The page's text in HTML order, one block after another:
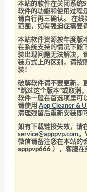
本站的软件在关闭系统
软件的功能和使用过程
请自行再三确认。 在
范围，如有强迫症需要
本站软件资源按年度版
在系统支持的情况下能
装出现问题无法解决，
装方式上的区别，请按
装！
破解软件请不要更新，
“跳过这个版本”或取消
软件一般在首选项里可
请使用App Cleaner &
清理残留后重新安装即
如有下载链接失效，请
service@apppvp.com。
微信请备注您在本站的
apppvp666 ），客服在